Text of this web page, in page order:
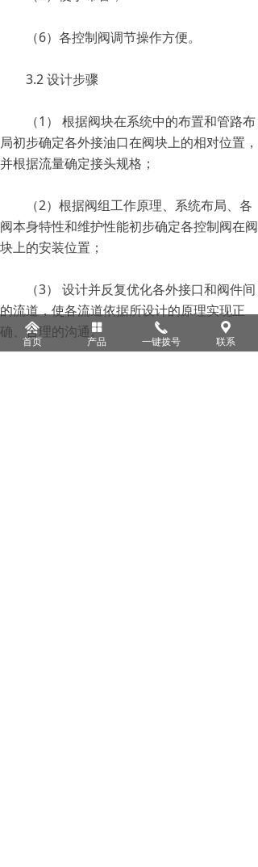
（6）各控制阀调节操作方便。
3.2 设计步骤
（1） 根据阀块在系统中的布置和管路布
局初步确定各外接油口在阀块上的相对位置，
并根据流量确定接头规格；
（2）根据阀组工作原理、系统布局、各
阀本身特性和维护性能初步确定各控制阀在阀
块上的安装位置；
（3） 设计并反复优化各外接口和阀件间
的流道，使各流道依据所设计的原理实现正
确、合理的沟通。
낀
首页
넒
产品
끅
一键拨号
끇
联系